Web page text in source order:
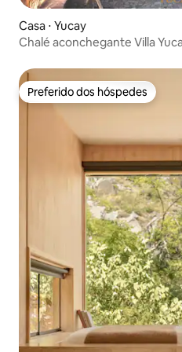
Casa ⋅ Yucay
Chalé aconchegante Villa
Preferido dos hóspedes
Preferido dos hóspedes